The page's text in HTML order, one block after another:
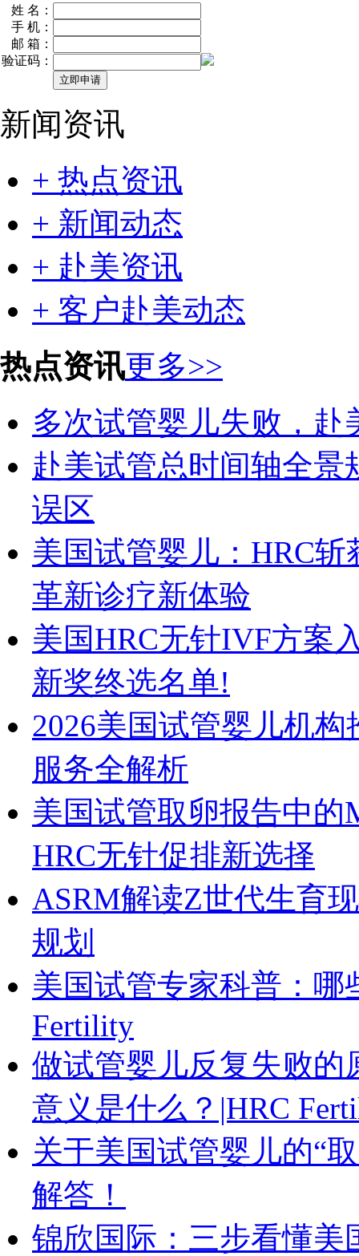
姓 名：
手 机：
邮 箱：
验证码：
新闻资讯
+ 热点资讯
+ 新闻动态
+ 赴美资讯
+ 客户赴美动态
热点资讯更多>>
多次试管婴儿失败，
赴美试管总时间轴全
误区
美国试管婴儿：HRC斩
革新诊疗新体验
美国HRC无针IVF方案
新奖终选名单!
2026美国试管婴儿机
服务全解析
美国试管取卵报告中
HRC无针促排新选择
ASRM解读Z世代生育
规划
美国试管专家科普：哪
Fertility
做试管婴儿反复失败的
意义是什么？|HRC
关于美国试管婴儿的“
解答！
锦欣国际：三步看懂美